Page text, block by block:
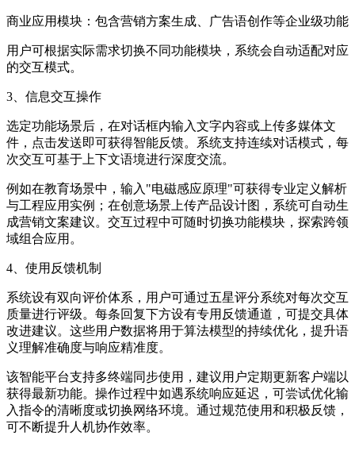
商业应用模块：包含营销方案生成、广告语创作等企业级功能
用户可根据实际需求切换不同功能模块，系统会自动适配对应
的交互模式。
3、信息交互操作
选定功能场景后，在对话框内输入文字内容或上传多媒体文
件，点击发送即可获得智能反馈。系统支持连续对话模式，每
次交互可基于上下文语境进行深度交流。
例如在教育场景中，输入"电磁感应原理"可获得专业定义解析
与工程应用实例；在创意场景上传产品设计图，系统可自动生
成营销文案建议。交互过程中可随时切换功能模块，探索跨领
域组合应用。
4、使用反馈机制
系统设有双向评价体系，用户可通过五星评分系统对每次交互
质量进行评级。每条回复下方设有专用反馈通道，可提交具体
改进建议。这些用户数据将用于算法模型的持续优化，提升语
义理解准确度与响应精准度。
该智能平台支持多终端同步使用，建议用户定期更新客户端以
获得最新功能。操作过程中如遇系统响应延迟，可尝试优化输
入指令的清晰度或切换网络环境。通过规范使用和积极反馈，
可不断提升人机协作效率。